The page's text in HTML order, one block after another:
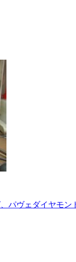
パヴェダイヤモン